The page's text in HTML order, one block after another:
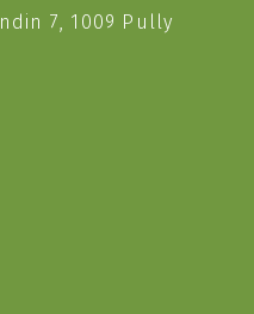
7, 1009 Pully